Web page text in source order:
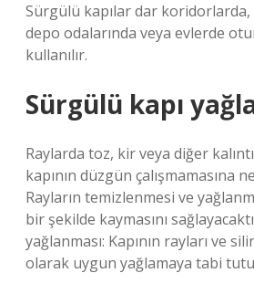
Sürgülü kapılar dar
depo odalarında veya evlerde
kullanılır.
Sürgülü kapı
Raylarda toz, kir veya diğer
kapının düzgün çalışmamasına
Rayların temizlenmesi ve
bir şekilde kaymasını
yağlanması: Kapının rayları ve
olarak uygun yağlamaya tabi